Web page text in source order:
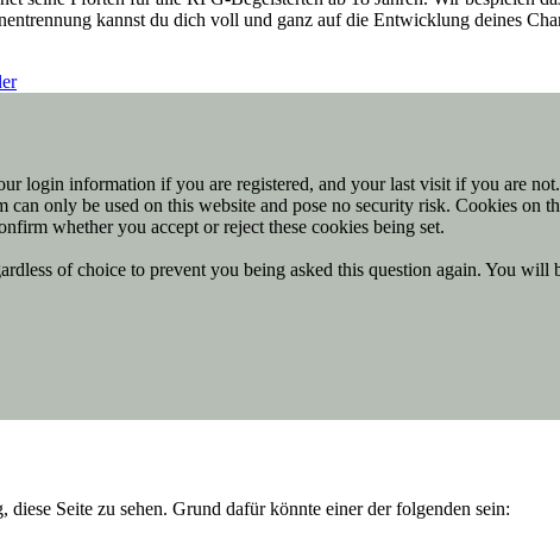
kannst du dich voll und ganz auf die Entwicklung deines
login information if you are registered, and your last visit if you are
can only be used on this website and pose no security risk. Cookies on
whether you accept or reject these cookies being set.
of choice to prevent you being asked this question again. You will
Seite zu sehen. Grund dafür könnte einer der folgenden sein: